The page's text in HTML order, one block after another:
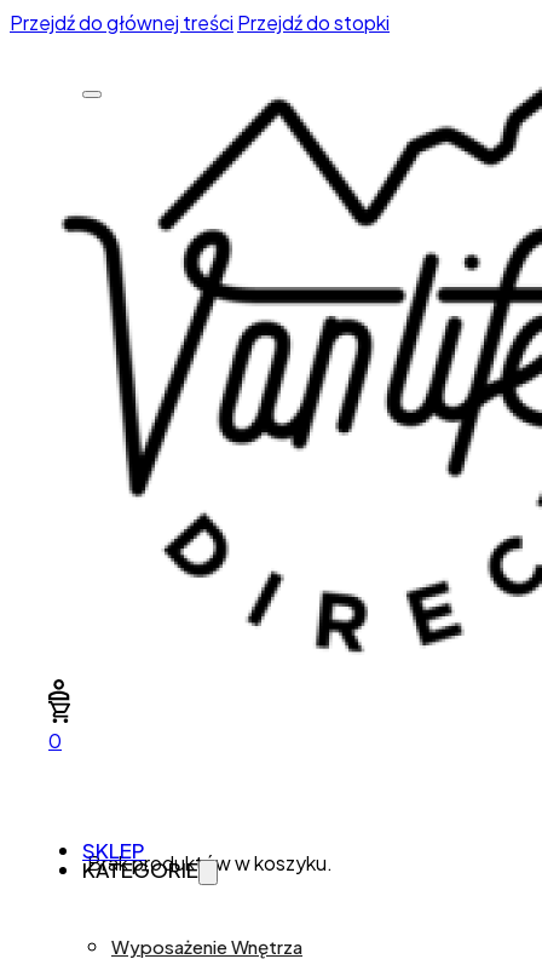
Przejdź do głównej treści Przejdź do stopki
0
Brak produktów w koszyku.
SKLEP
KATEGORIE
Wyposażenie Wnętrza